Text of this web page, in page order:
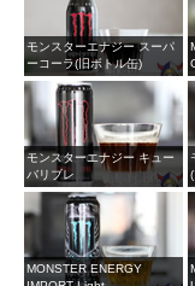
モンスターエナジー スーパ
ーコーラ(旧ボトル缶)
モンスターエナジー キュー
バリブレ
MONSTER ENERGY